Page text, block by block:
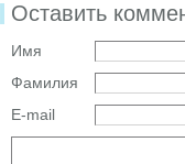
Оставить
Имя
Фамилия
E-mail